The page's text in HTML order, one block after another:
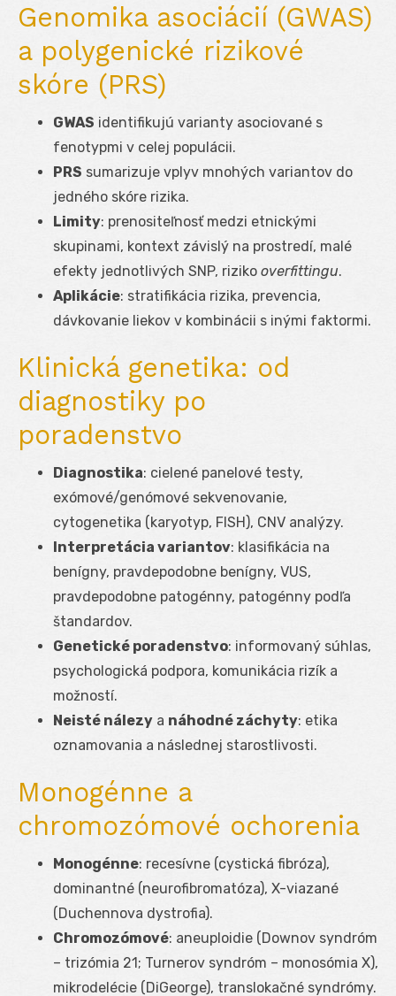
Genomika asociácií (GWAS)
a polygenické rizikové
skóre (PRS)
GWAS identifikujú varianty asociované s
fenotypmi v celej populácii.
PRS sumarizuje vplyv mnohých variantov do
jedného skóre rizika.
Limity: prenositeľnosť medzi etnickými
skupinami, kontext závislý na prostredí, malé
efekty jednotlivých SNP, riziko overfittingu.
Aplikácie: stratifikácia rizika, prevencia,
dávkovanie liekov v kombinácii s inými faktormi.
Klinická genetika: od
diagnostiky po
poradenstvo
Diagnostika: cielené panelové testy,
exómové/genómové sekvenovanie,
cytogenetika (karyotyp, FISH), CNV analýzy.
Interpretácia variantov: klasifikácia na
benígny, pravdepodobne benígny, VUS,
pravdepodobne patogénny, patogénny podľa
štandardov.
Genetické poradenstvo: informovaný súhlas,
psychologická podpora, komunikácia rizík a
možností.
Neisté nálezy a náhodné záchyty: etika
oznamovania a následnej starostlivosti.
Monogénne a
chromozómové ochorenia
Monogénne: recesívne (cystická fibróza),
dominantné (neurofibromatóza), X-viazané
(Duchennova dystrofia).
Chromozómové: aneuploidie (Downov syndróm
– trizómia 21; Turnerov syndróm – monosómia X),
mikrodelécie (DiGeorge), translokačné syndrómy.